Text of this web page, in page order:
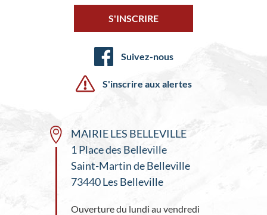
S'INSCRIRE
Suivez-nous
S'inscrire aux alertes
MAIRIE LES BELLEVILLE
1 Place des Belleville
Saint-Martin de Belleville
73440 Les Belleville
Ouverture du lundi au vendredi